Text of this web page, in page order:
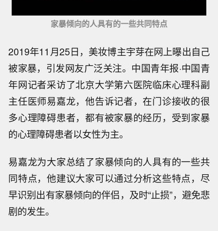
家暴倾向的人具有的一些共同特点
2019年11月25日，美妆博主宇芽在网上曝出自己
被家暴，引发网友广泛关注。中国青年报·中国青
年网记者采访了北京大学第六医院临床心理科副
主任医师易嘉龙，他告诉记者，在门诊接收的很
多心理障碍患者，都有被家暴的经历，受到家暴
的心理障碍患者以女性为主。
易嘉龙为大家总结了家暴倾向的人具有的一些共
同特点，他建议大家可以通过分析这些特点，尽
早识别出有家暴倾向的伴侣，及时“止损”，避免悲
剧的发生。